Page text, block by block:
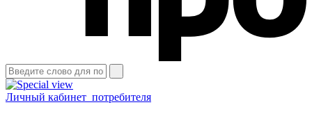
Личный кабинет потребителя